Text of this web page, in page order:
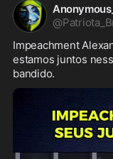
@
Impeachment
estamos juntos
bandido.